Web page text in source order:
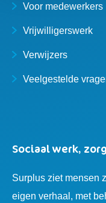
Voor medewerkers
Vrijwilligerswerk
Verwijzers
Veelgestelde
Sociaal werk,
Surplus ziet mensen
eigen verhaal, met